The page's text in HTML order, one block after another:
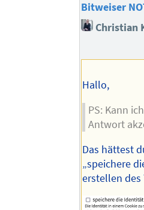
Bitweiser
Christian
Hallo,
PS: Kann
Antwort
Das hättest
„speichere
erstellen